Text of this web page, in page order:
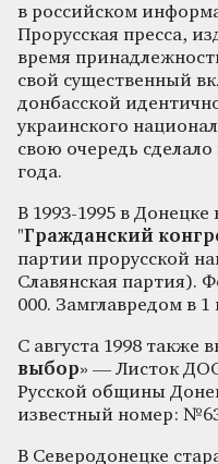
в российском
Прорусская пресса,
время
свой существенный
донбасской
украинского
свою очередь
года.
В 1993-1995 в
"Гражданский
партии прорусской
Славянская партия).
000. Замглавредом в 1
С августа 1998 также
выбор» — Листок
Русской общины
известный номер:
В Северодонецке